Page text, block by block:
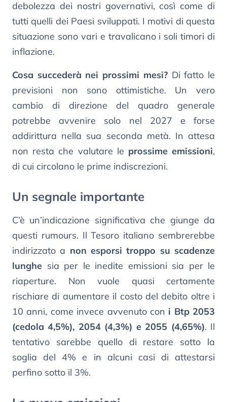
debolezza dei nostri governativi, così come di
tutti quelli dei Paesi sviluppati. I motivi di questa
situazione sono vari e travalicano i soli timori di
inflazione.
Cosa succederà nei prossimi mesi? Di fatto le
previsioni non sono ottimistiche. Un vero
cambio di direzione del quadro generale
potrebbe avvenire solo nel 2027 e forse
addirittura nella sua seconda metà. In attesa
non resta che valutare le prossime emissioni,
di cui circolano le prime indiscrezioni.
Un segnale importante
C’è un’indicazione significativa che giunge da
questi rumours. Il Tesoro italiano sembrerebbe
indirizzato a non esporsi troppo su scadenze
lunghe sia per le inedite emissioni sia per le
riaperture. Non vuole quasi certamente
rischiare di aumentare il costo del debito oltre i
10 anni, come invece avvenuto con i Btp 2053
(cedola 4,5%), 2054 (4,3%) e 2055 (4,65%). Il
tentativo sarebbe quello di restare sotto la
soglia del 4% e in alcuni casi di attestarsi
perfino sotto il 3%.